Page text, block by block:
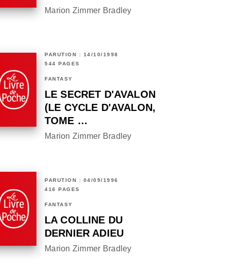
Marion Zimmer Bradley
PARUTION : 14/10/1998
544 PAGES
FANTASY
LE SECRET D'AVALON
(LE CYCLE D'AVALON,
TOME …
Marion Zimmer Bradley
PARUTION : 04/09/1996
416 PAGES
FANTASY
LA COLLINE DU
DERNIER ADIEU
Marion Zimmer Bradley